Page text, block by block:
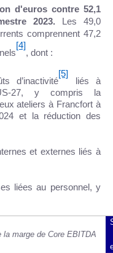
d'euros contre 52,1
2023.
Les 49,0
comprennent 47,2
[4]
, dont :
d’inactivité
[5]
liés à
27, y compris la
ateliers à Francfort à
et la réduction des
et externes liés à
liées au personnel, y
marge de Core EBITDA